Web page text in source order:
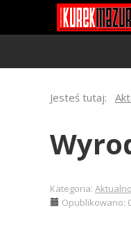
Jesteś tutaj:
Kategoria:
Opublikowano: